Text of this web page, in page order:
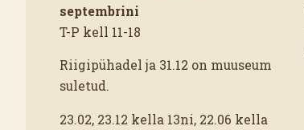
septembrini
T-P kell 11-18
Riigipühadel ja 31.12 on muuseum
suletud.
23.02, 23.12 kella 13ni, 22.06 kella